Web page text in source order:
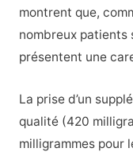
montrent que,
nombreux
présentent une
La prise d’un
qualité (420
milligrammes pour